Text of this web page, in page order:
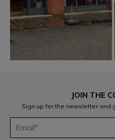
JOIN THE
Sign up for the newsletter and